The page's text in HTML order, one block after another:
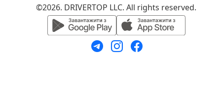
©2026. DRIVERTOP LLC. All rights reserved.